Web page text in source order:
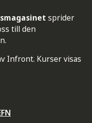
sprider
till den
Infront. Kurser visas